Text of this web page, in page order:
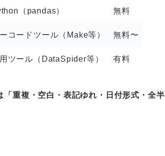
（pandas） 無料
コードツール（Make等） 無料〜
ツール（DataSpider等） 有料
「重複・空白・表記ゆれ・日付形式・全半